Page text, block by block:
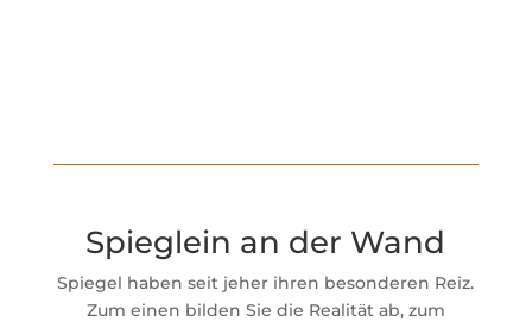
Spieglein an der Wand
Spiegel haben seit jeher ihren besonderen Reiz.
Zum einen bilden Sie die Realität ab, zum